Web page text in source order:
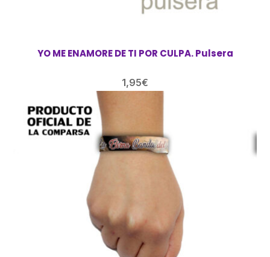
YO ME ENAMORE DE TI POR CULPA. Pulsera
1,95€